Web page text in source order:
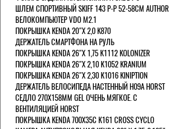
ШЛЕМ СПОРТИВНЫЙ SKIFF 143 Р-Р 52-58СМ AUTHOR
ВЕЛОКОМПЬЮТЕР VDO M2.1
ПОКРЫШКА KENDA 20"Х 2,0 K870
ДЕРЖАТЕЛЬ СМАРТФОНА НА РУЛЬ
ПОКРЫШКА KENDA 26"Х 1,75 K1112 KOLONIZER
ПОКРЫШКА KENDA 26"Х 2,10 K1052 KRANIUM
ПОКРЫШКА KENDA 26"Х 2,30 K1016 KINIPTION
ДЕРЖАТЕЛЬ ВЕЛОСИПЕДА НАСТЕННЫЙ H09A HORST
СЕДЛО 270Х158ММ GEL ОЧЕНЬ МЯГКОЕ. С
ВЕНТИЛЯЦИЕЙ HORST
ПОКРЫШКА KENDA 700Х35С K161 CROSS CYCLO